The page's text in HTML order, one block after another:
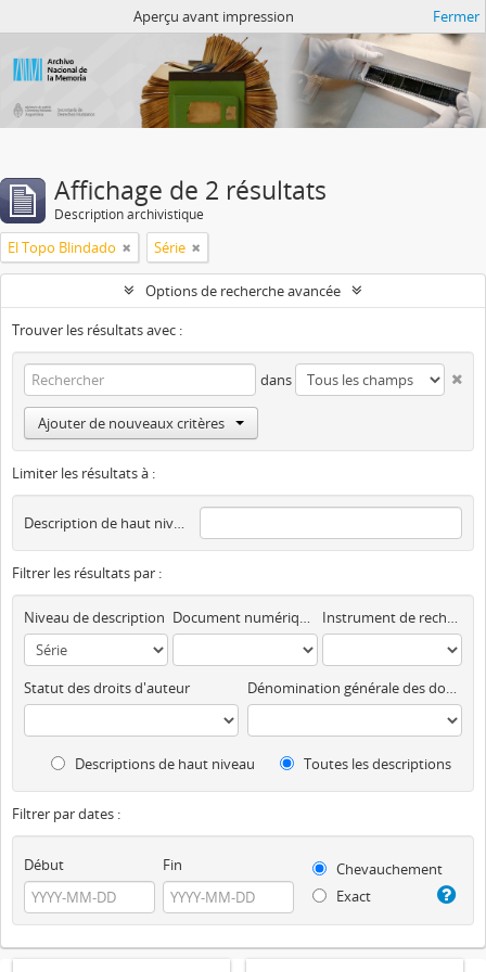
Aperçu avant impression Fermer
Affichage de 2 résultats
Description archivistique
El Topo Blindado Série
Options de recherche avancée
Trouver les résultats avec :
dans
Ajouter de nouveaux critères
Limiter les résultats à :
Description de haut niveau
Filtrer les résultats par :
Niveau de description Document numérique disponible Instrument de recherche
Statut des droits d'auteur Dénomination générale des documents
Descriptions de haut niveau Toutes les descriptions
Filtrer par dates :
Début Fin
Chevauchement
Exact